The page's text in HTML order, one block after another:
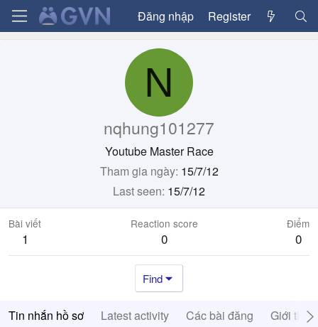
Đăng nhập Register
N
nqhung101277
Youtube Master Race
Tham gia ngày 15/7/12
Last seen 15/7/12
Bài viết
1
Reaction score
0
Điểm
0
Find
Tin nhắn hồ sơ Latest activity Các bài đăng Giới thiệu